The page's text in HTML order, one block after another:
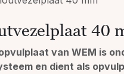
40
van WEM is
en dient als